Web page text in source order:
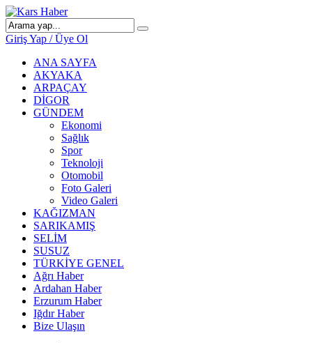
Giriş Yap / Üye Ol
ANA SAYFA
AKYAKA
ARPAÇAY
DİGOR
GÜNDEM
Ekonomi
Sağlık
Spor
Teknoloji
Otomobil
Foto Galeri
Video Galeri
KAĞIZMAN
SARIKAMIŞ
SELİM
SUSUZ
TÜRKİYE GENEL
Ağrı Haber
Ardahan Haber
Erzurum Haber
Iğdır Haber
Bize Ulaşın